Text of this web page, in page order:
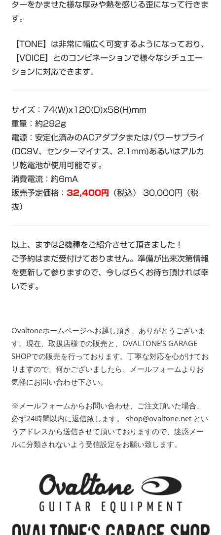
ターをかませた様な厚みや熱を感じる歪になって行きま
す。
【TONE】は非常に幅広く可変するようになっており、
【VOICE】とのコンビネーションで様々なシチュエー
ションに対応できます。
サイズ：74(W)x120(D)x58(H)mm
重量：約292g
電源：安定化済みのACアダプタまたはパワーサプライ
(DC9V、センターマイナス、2.1mm)あるいはアルカ
リ乾電池が使用可能です。
消費電流：約6mA
販売予定価格： 32,400円
（税込） 30,000円（税
抜）
以上、まずは2機種をご紹介させて頂きました！
ご予約はまだ受付けておりません。準備が出来次第情報
を更新して参りますので、今しばらくお待ち頂ければ幸
いです。
Ovaltoneホームページへお越し頂き、ありがとうございま
す。現在、取扱店様での販売と、OVALTONE’S GARAGE
SHOPでの販売を行っております。丁寧な対応を心がけてお
りますので、何かございましたら、メールフォームよりお
気軽にお問い合わせ下さい。
※メールフォームからお問い合わせ、ご注文頂いた場合、
必ず24時間以内に返信致します。 shop@ovaltone.net とい
うアドレスから送信させて頂いておりますので、迷惑メー
ルに分類されないよう受信設定をお願い致します。